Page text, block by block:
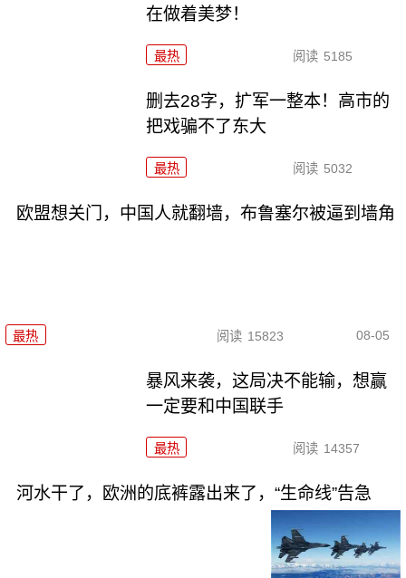
在做着美梦！
最热 阅读 5185
删去28字，扩军一整本！高市的
把戏骗不了东大
最热 阅读 5032
欧盟想关门，中国人就翻墙，布鲁塞尔被逼到墙角
最热 阅读 15823 08-05
暴风来袭，这局决不能输，想赢
一定要和中国联手
最热 阅读 14357
河水干了，欧洲的底裤露出来了，“生命线”告急